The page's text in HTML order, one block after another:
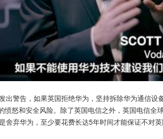
出警告，如果英国拒绝华为，坚持拆除华为通信
愤怒和安全风险。除了英国电信之外，英国电信全
舍弃华为，至少要花费长达5年时间才能保证不对英